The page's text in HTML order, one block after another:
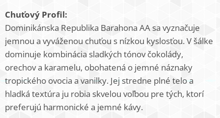
Chuťový Profil:
Dominikánska Republika Barahona AA sa vyznačuje
jemnou a vyváženou chuťou s nízkou kyslosťou. V šálke
dominuje kombinácia sladkých tónov čokolády,
orechov a karamelu, obohatená o jemné náznaky
tropického ovocia a vanilky. Jej stredne plné telo a
hladká textúra ju robia skvelou voľbou pre tých, ktorí
preferujú harmonické a jemné kávy.